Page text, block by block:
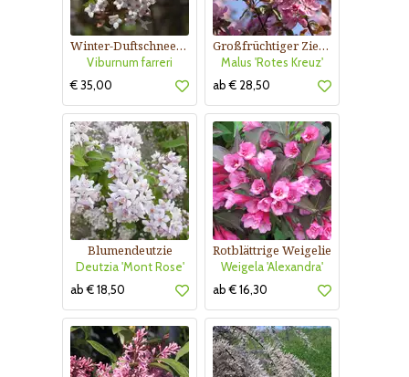
Winter-Duftschneeball
Viburnum farreri
€ 35,00
Großfrüchtiger Zierapfel
Malus 'Rotes Kreuz'
ab € 28,50
Blumendeutzie
Deutzia 'Mont Rose'
ab € 18,50
Rotblättrige Weigelie
Weigela 'Alexandra'
ab € 16,30